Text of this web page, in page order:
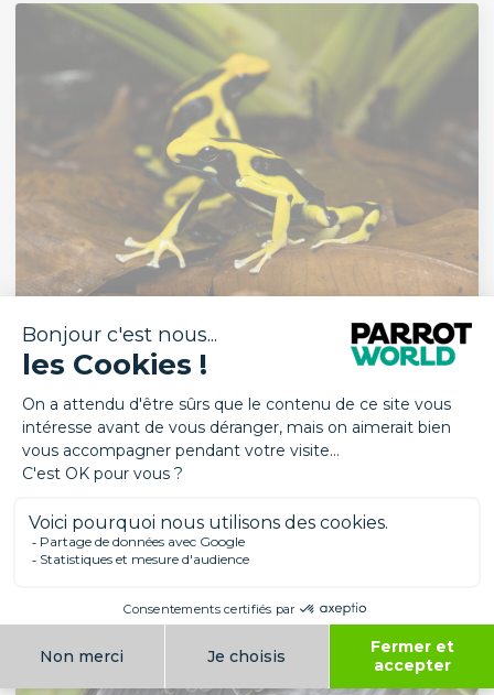
DENDROBATE À TAPIRER
Les amphibiens
Amérique du Sud